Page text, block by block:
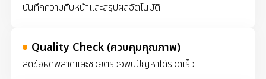
บันทึกความคืบหน้าและสรุปผลอัตโนมัติ
Quality Check (ควบคุมคุณภาพ)
ลดข้อผิดพลาดและช่วยตรวจพบปัญหาได้รวดเร็ว